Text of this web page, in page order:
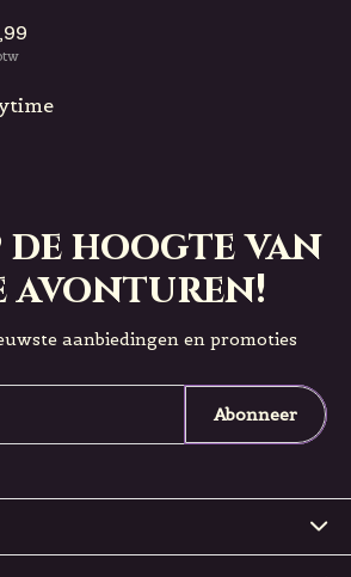
hoogte van
avonturen!
aanbiedingen en promoties
Abonneer